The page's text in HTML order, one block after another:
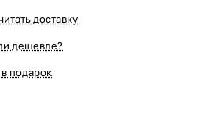
доставку
дешевле?
подарок